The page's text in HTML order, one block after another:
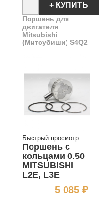
+ КУПИТЬ
Поршень для
двигателя
Mitsubishi
(Митсубиши) S4Q2
Быстрый просмотр
Поршень с
кольцами 0.50
MITSUBISHI
L2E, L3E
5 085 ₽